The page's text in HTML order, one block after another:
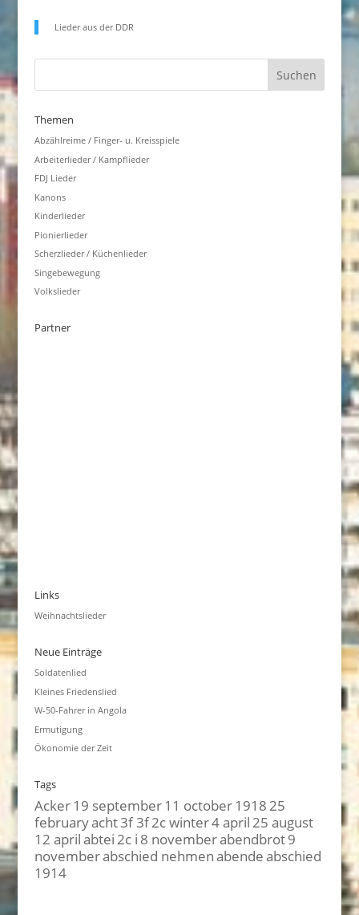
Lieder aus der DDR
Themen
Abzählreime / Finger- u. Kreisspiele
Arbeiterlieder / Kampflieder
FDJ Lieder
Kanons
Kinderlieder
Pionierlieder
Scherzlieder / Küchenlieder
Singebewegung
Volkslieder
Partner
Links
Weihnachtslieder
Neue Einträge
Soldatenlied
Kleines Friedenslied
W-50-Fahrer in Angola
Ermutigung
Ökonomie der Zeit
Tags
Acker19 september11 october191825
februaryacht3f 3f2c winter4 april25 august
12 aprilabtei2c i 8 novemberabendbrot9
novemberabschied nehmenabendeabschied
1914